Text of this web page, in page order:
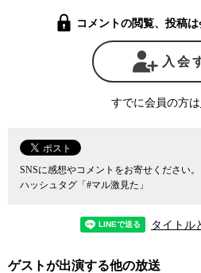
しかし、そのような政治状況の中に
立軸を示すことさえできず、最大野
との差を無くすことによって、政権
の現状にも批判的だ。
では、現在の政治情報をどのように
辻元氏は今こそ社民主義の理念を再
いた政治を行う必要があると言うのだ
しかし、キリスト教や階級社会、そ
に根ざしたヨーロッパ型の社民主義
が生じるだろうか。理念的な話より
コメントの閲覧、投稿
入会
すでに会員の方は
SNSに感想やコメントをお寄せください。
ハッシュタグ「#マル激見た」
タイトル
ゲストが出演する他の放送